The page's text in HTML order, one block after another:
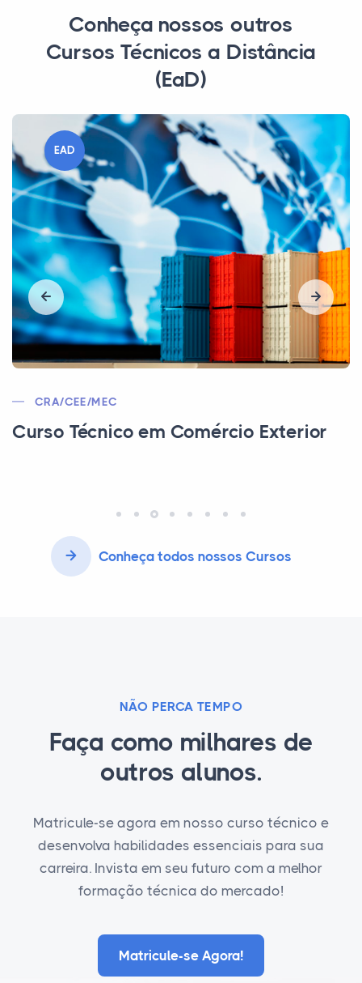
Conheça nossos outros
Cursos Técnicos a Distância
(EaD)
EAD
LIVRE DE REGISTRO
Pós Técnico - Especialização Técnica
Conheça todos nossos Cursos
NÃO PERCA TEMPO
Faça como milhares de
outros alunos.
Matricule-se agora em nosso curso técnico e
desenvolva habilidades essenciais para sua
carreira. Invista em seu futuro com a melhor
formação técnica do mercado!
Matricule-se Agora!